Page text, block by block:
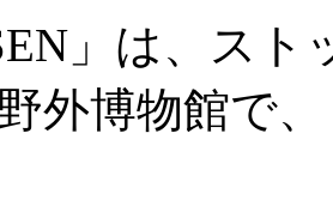
」は、ス
外博物館で、